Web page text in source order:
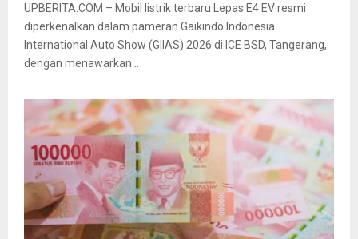
UPBERITA.COM – Mobil listrik terbaru Lepas E4 EV resmi
diperkenalkan dalam pameran Gaikindo Indonesia
International Auto Show (GIIAS) 2026 di ICE BSD, Tangerang,
dengan menawarkan...